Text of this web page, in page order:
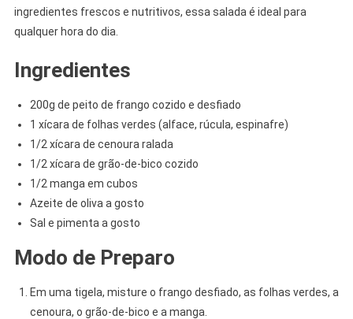
ingredientes frescos e nutritivos, essa salada é ideal para
qualquer hora do dia.
Ingredientes
200g de peito de frango cozido e desfiado
1 xícara de folhas verdes (alface, rúcula, espinafre)
1/2 xícara de cenoura ralada
1/2 xícara de grão-de-bico cozido
1/2 manga em cubos
Azeite de oliva a gosto
Sal e pimenta a gosto
Modo de Preparo
Em uma tigela, misture o frango desfiado, as folhas verdes, a
cenoura, o grão-de-bico e a manga.